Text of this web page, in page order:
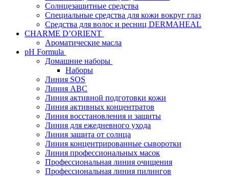
Солнцезащитные средства
Специальные средства для кожи вокруг глаз
Средства для волос и ресниц DERMAHEAL
CHARME D’ORIENT
Ароматические масла
pH Formula
Домашние наборы
Наборы
Линия SOS
Линия АВС
Линия активной подготовки кожи
Линия активных концентратов
Линия восстановления и защиты
Линия для ежедневного ухода
Линия защита от солнца
Линия концентрированные сыворотки
Линия профессиональных масок
Профессиональная линия очищения
Профессиональная линия пилингов